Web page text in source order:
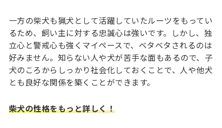
一方の柴犬も猟犬として活躍していたルーツをもってい
るため、飼い主に対する忠誠心は強いです。しかし、独
立心と警戒心も強くマイペースで、ベタベタされるのは
好みません。知らない人や犬が苦手な面もあるので、子
犬のころからしっかり社会化しておくことで、人や他犬
とも良好な関係を築くことができます。
柴犬の性格をもっと詳しく！